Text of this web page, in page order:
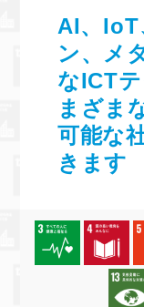
AI、IoT
ン、メ
なICT
まざま
可能な
きます